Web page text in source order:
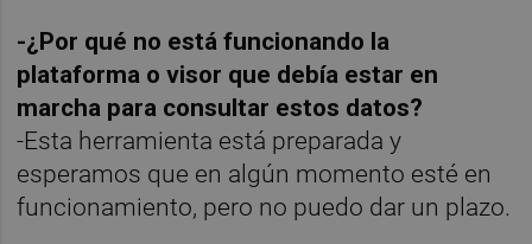
-¿Por qué no está funcionando la
plataforma o visor que debía estar en
marcha para consultar estos datos?
-Esta herramienta está preparada y
esperamos que en algún momento esté en
funcionamiento, pero no puedo dar un plazo.